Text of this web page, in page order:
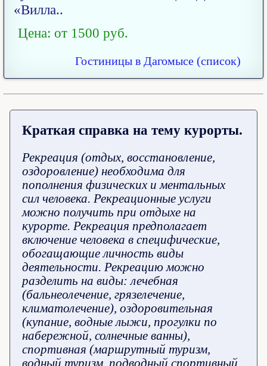
«Вилла..
Цена: от 1500 руб.
Гостиницы в Дагомысе (список)
Краткая справка на тему курорты.
Рекреация (отдых, восстановление,
оздоровление) необходима для
пополнения физических и ментальных
сил человека. Рекреационные услуги
можно получить при отдыхе на
курорте. Рекреация предполагает
включение человека в специфические,
обогащающие личность виды
деятельности. Рекреацию можно
разделить на виды: лечебная
(бальнеолечение, грязелечение,
климатолечение), оздоровительная
(купание, водные лыжи, прогулки по
набережной, солнечные ванны),
спортивная (маршрутный туризм,
водный туризм, подводный спортивный